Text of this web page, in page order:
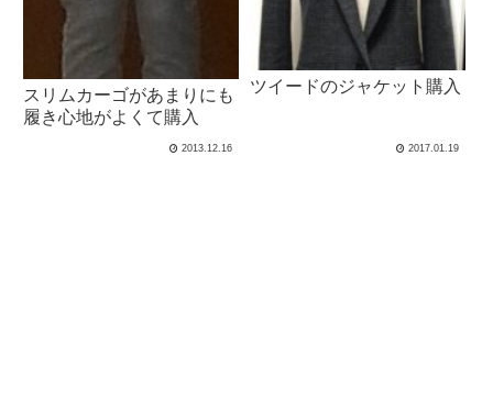
スリムカーゴがあまりにも
履き心地がよくて購入
2013.12.16
ツイードのジャケット購入
2017.01.19